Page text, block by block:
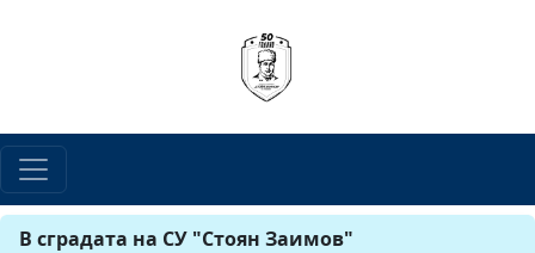
В сградата на СУ "Стоян Заимов"